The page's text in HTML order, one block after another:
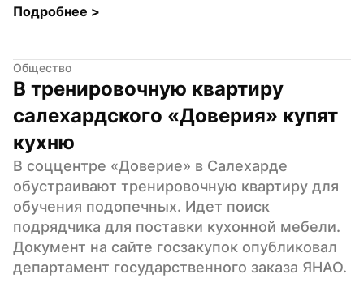
Подробнее >
Общество
В тренировочную квартиру
салехардского «Доверия» купят
кухню
В соццентре «Доверие» в Салехарде
обустраивают тренировочную квартиру для
обучения подопечных. Идет поиск
подрядчика для поставки кухонной мебели.
Документ на сайте госзакупок опубликовал
департамент государственного заказа ЯНАО.